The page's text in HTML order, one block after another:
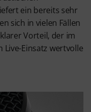
ein bereits sehr
sich in vielen Fällen
Vorteil, der im
Live-Einsatz wertvolle